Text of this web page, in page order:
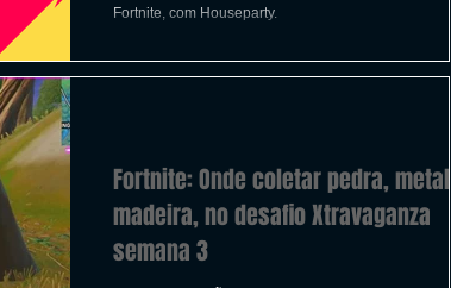
CONSTRUÇÃO
FILMES
Fortnite, com Houseparty.
Fortnite: Onde coletar pedra, metal e
madeira, no desafio Xtravaganza
semana 3